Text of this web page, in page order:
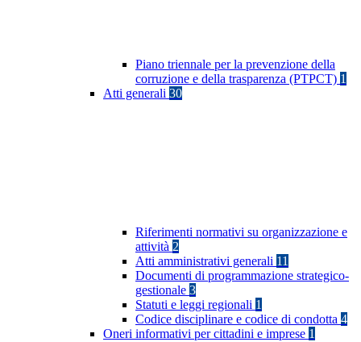
Piano triennale per la prevenzione della
corruzione e della trasparenza (PTPCT) 1
Atti generali 30
Riferimenti normativi su organizzazione e
attività 2
Atti amministrativi generali 11
Documenti di programmazione strategico-
gestionale 3
Statuti e leggi regionali 1
Codice disciplinare e codice di condotta 4
Oneri informativi per cittadini e imprese 1